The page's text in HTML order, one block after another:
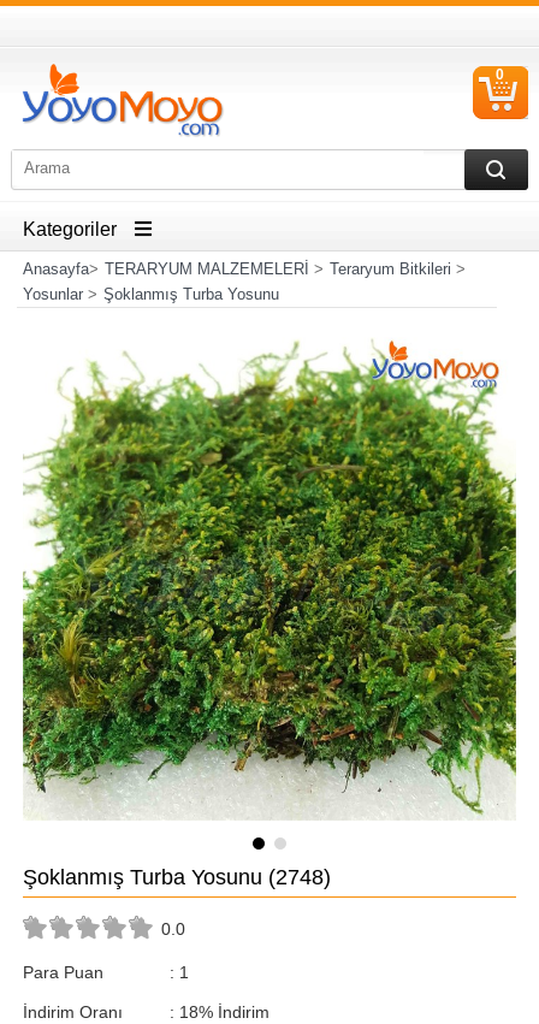
0
Kategoriler
Anasayfa> TERARYUM MALZEMELERİ > Teraryum Bitkileri >
Yosunlar> Şoklanmış Turba Yosunu
Şoklanmış Turba Yosunu (2748)
0.0
Para Puan : 1
İndirim Oranı : %
18 İndirim